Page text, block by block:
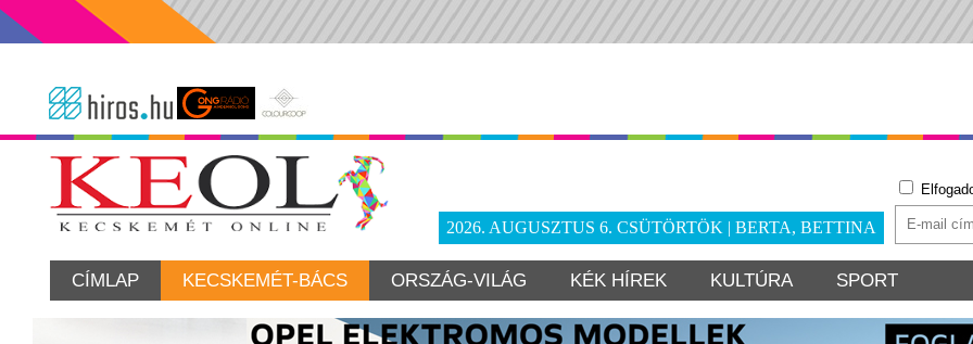
2026. AUGUSZTUS 6. CSÜTÖRTÖK | BERTA, BETTINA
CÍMLAP KECSKEMÉT-BÁCS ORSZÁG-VILÁG KÉK HÍREK KULTÚRA SPORT